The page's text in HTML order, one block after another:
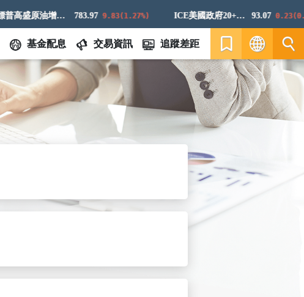
標普高盛原油增強超額回報指數 783.97 9.83(1.27%) ICE美國政府20+年期債券指數 93.07
基金配息 交易資訊 追蹤差距
繁
EN